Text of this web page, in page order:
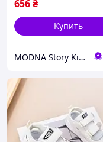
656₴
Купить
MODNA Story Kids. Интернет-магазин модной детской и подростковой одежды и обуви